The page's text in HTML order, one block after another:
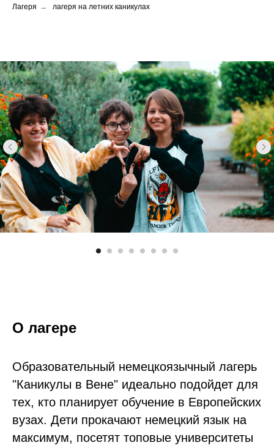
Лагеря → лагеря на летних каникулах
О лагере
Образовательный немецкоязычный лагерь
"Каникулы в Вене" идеально подойдет для
тех, кто планирует обучение в Европейских
вузах. Дети прокачают немецкий язык на
максимум, посетят топовые университеты